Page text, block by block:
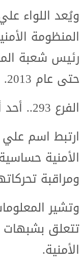
ويُعد اللواء
المنظومة
رئيس شعبة
حتى عام 2013.
الفرع 293.. أحد أكثر الفروع حساسية
الأمنية
ومراقبة
وتشير
تتعلق بشبهات
الأمنية.